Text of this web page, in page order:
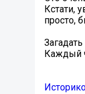
Кстати,
просто,
Каждый